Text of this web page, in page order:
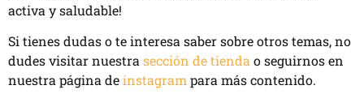
activa y saludable!
Si tienes dudas o te interesa saber sobre otros temas, no
dudes visitar nuestrasección de tiendao seguirnos en
nuestra página deinstagrampara más contenido.